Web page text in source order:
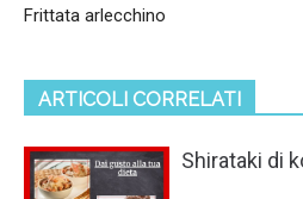
Frittata arlecchino
ARTICOLI CORRELATI
Shirataki di